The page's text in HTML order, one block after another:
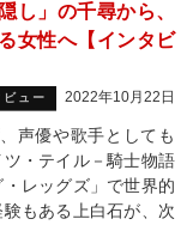
し」の千尋から、
女性へ【インタビ
ビュー 2022年10月22日
声優や歌手としても
・テイル－騎士物語
レッグズ」で世界的
もある上白石が、次